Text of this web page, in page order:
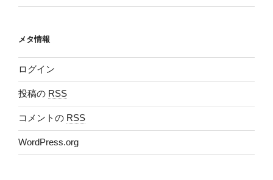
メタ情報
ログイン
投稿の RSS
コメントの RSS
WordPress.org